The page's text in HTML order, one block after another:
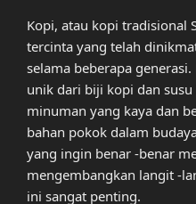
Kopi, atau kopi tradisional
tercinta yang telah
selama beberapa
unik dari biji kopi dan
minuman yang kaya dan
bahan pokok dalam
yang ingin benar -benar
mengembangkan langit -
ini sangat penting.